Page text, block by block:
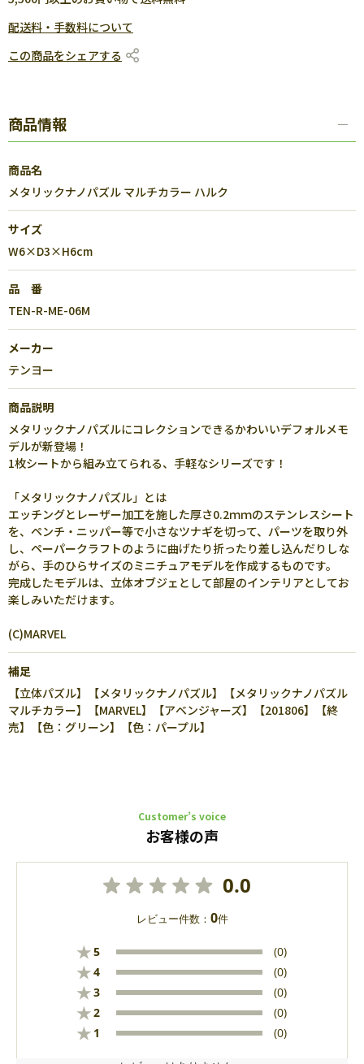
配送料・手数料について
この商品をシェアする
商品情報
商品名
メタリックナノパズル マルチカラー ハルク
サイズ
W6×D3×H6cm
品 番
TEN-R-ME-06M
メーカー
テンヨー
商品説明
メタリックナノパズルにコレクションできるかわいいデフォルメモ
デルが新登場！
1枚シートから組み立てられる、手軽なシリーズです！
「メタリックナノパズル」とは
エッチングとレーザー加工を施した厚さ0.2ｍｍのステンレスシート
を、ペンチ・ニッパー等で小さなツナギを切って、パーツを取り外
し、ペーパークラフトのように曲げたり折ったり差し込んだりしな
がら、手のひらサイズのミニチュアモデルを作成するものです。
完成したモデルは、立体オブジェとして部屋のインテリアとしてお
楽しみいただけます。
(C)MARVEL
補足
【立体パズル】【メタリックナノパズル】【メタリックナノパズル
マルチカラー】【MARVEL】【アベンジャーズ】【201806】【終
売】【色：グリーン】【色：パープル】
Customer’s voice
お客様の声
0.0
レビュー件数： 0件
★5 (0)
★4 (0)
★3 (0)
★2 (0)
★ 1 (0)